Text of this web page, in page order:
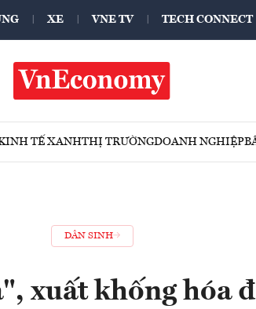
XE VNE TV TECH CONNECT
TẾ XANHTHỊ TRƯỜNGDOANH NGHIỆP
DÂN SINH
xuất khống hóa